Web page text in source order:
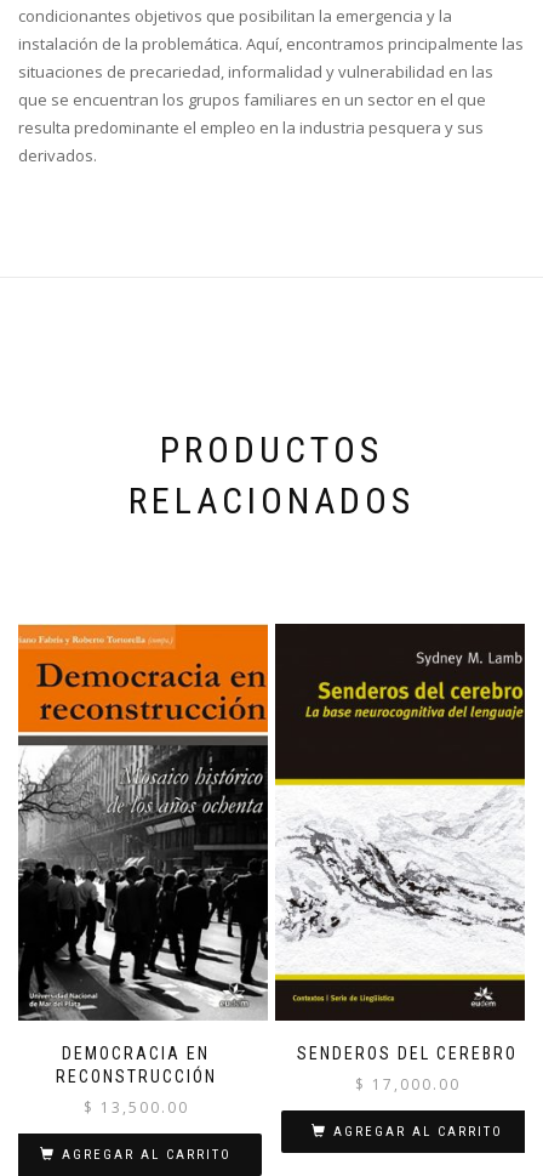
condicionantes objetivos que posibilitan la emergencia y la
instalación de la problemática. Aquí, encontramos principalmente las
situaciones de precariedad, informalidad y vulnerabilidad en las
que se encuentran los grupos familiares en un sector en el que
resulta predominante el empleo en la industria pesquera y sus
derivados.
PRODUCTOS
RELACIONADOS
DEMOCRACIA EN
RECONSTRUCCIÓN
$ 13,500.00
AGREGAR AL CARRITO
SENDEROS DEL CEREBRO
$ 17,000.00
AGREGAR AL CARRITO